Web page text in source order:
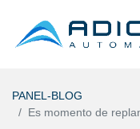
PANEL-BLOG
Es momento de